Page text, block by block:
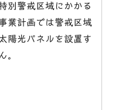
別警戒区域にかかる
業計画では警戒区域
陽光パネルを設置す
。